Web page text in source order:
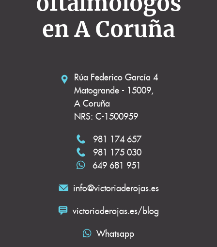
en A Coruña
Rúa Federico García 4
Matogrande - 15009,
A Coruña
NRS: C-1500959
981 174 657
981 175 030
649 681 951
info@victoriaderojas.es
victoriaderojas.es/blog
Whatsapp